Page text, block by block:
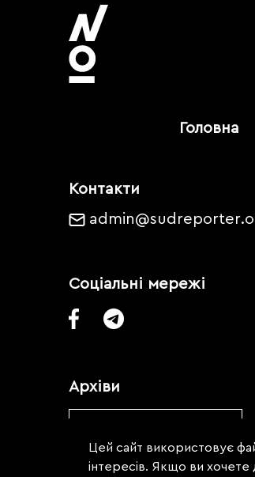
Головна
Контакти
Соціальні мережі
Архіви
Цей сайт використовує
інтересів. Якщо ви хочете